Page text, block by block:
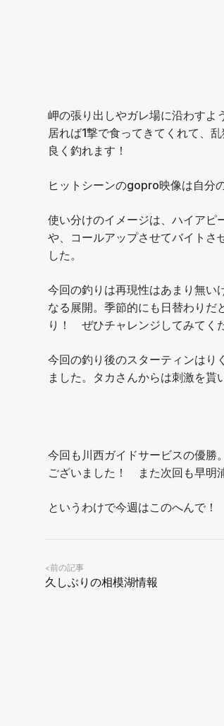
岬の張り出しやガレ場に沿わすよ
居れば1撃で食ってきてくれて、
良く釣れます！
ヒットシーンのgopro映像は自分
使い分けのイメージは、ハイア
や、コールアップさせてバイトさ
した。
今回の釣りは再現性はあまり無い
なる展開。季節的にも日替わり
り！ ぜひチャレンジしてみてく
今回の釣り後のスターティンはり
ました。タカさんからは刺激を貰
今回も川西ガイドサービスの優
ございました！ また次回も早明
というわけで今週はこのへんで
<前の記事
久しぶりの相模湖情報